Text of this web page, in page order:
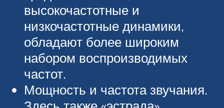
высокочастотные и
низкочастотные динамики,
обладают более широким
набором воспроизводимых
частот.
Мощность и частота звучания.